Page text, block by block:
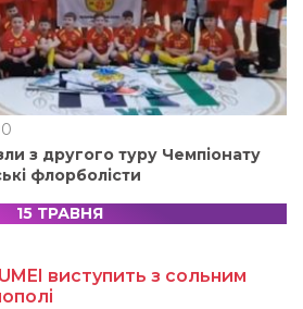
з другого туру Чемпіонату
флорболісти
15 ТРАВНЯ
виступить з сольним